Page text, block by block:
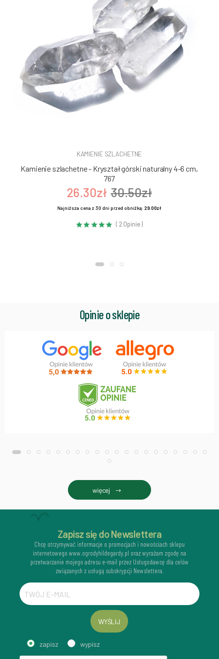
KAMIENIE SZLACHETNE
Kamienie szlachetne - Kryształ górski naturalny 4-6 cm,
767
26.30zł 30.50zł
Najniższa cena z 30 dni przed obniżką:29.00zł
( 2 Opinie )
Opinie o sklepie
więcej
Zapisz się do Newslettera
Chcę otrzymywać informacje o promocjach i nowościach sklepu
internetowego www.ogrodyhildegardy.pl oraz wyrażam zgodę na
przetwarzanie mojego adresu e-mail przez Usługodawcę dla celów
związanych z usługą subskrypcji Newslettera.
WYŚLIJ
zapisz wypisz